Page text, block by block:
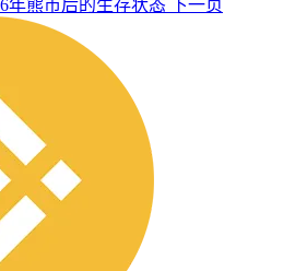
年熊市后的生存状态 下一页